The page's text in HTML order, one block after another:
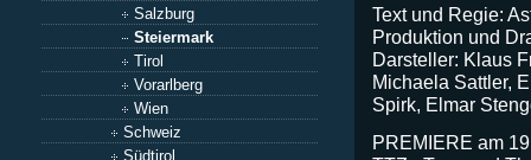
Salzburg
Steiermark
Tirol
Vorarlberg
Wien
Schweiz
Südtirol
Text und Regie:
Produktion und
Darsteller: Klaus
Michaela Sattler,
Spirk, Elmar
PREMIERE am